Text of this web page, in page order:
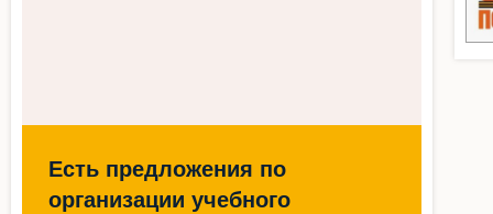
Есть предложения по
организации учебного